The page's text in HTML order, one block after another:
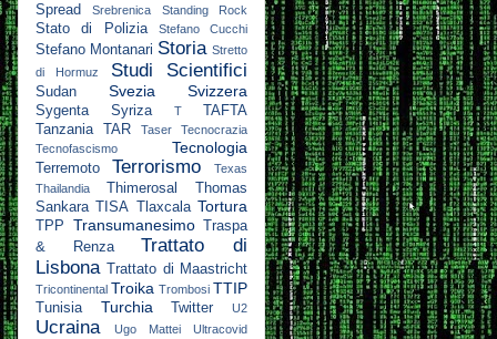
Spread
Srebrenica Standing Rock
Stato di Polizia Stefano Cucchi
Stefano Montanari Storia Stretto
di Hormuz
Studi Scientifici
Sudan Svezia Svizzera
Sygenta Syriza T
TAFTA
Tanzania
TAR Taser
Tecnocrazia
Tecnofascismo
Tecnologia
Terremoto Terrorismo
Texas
Thailandia
Thimerosal
Thomas
Sankara TISA Tlaxcala Tortura
TPP Transumanesimo Traspa
& Renza
Trattato di
Lisbona Trattato di Maastricht
Tricontinental Troika Trombosi TTIP
Tunisia Turchia Twitter U2
Ucraina Ugo Mattei Ultracovid